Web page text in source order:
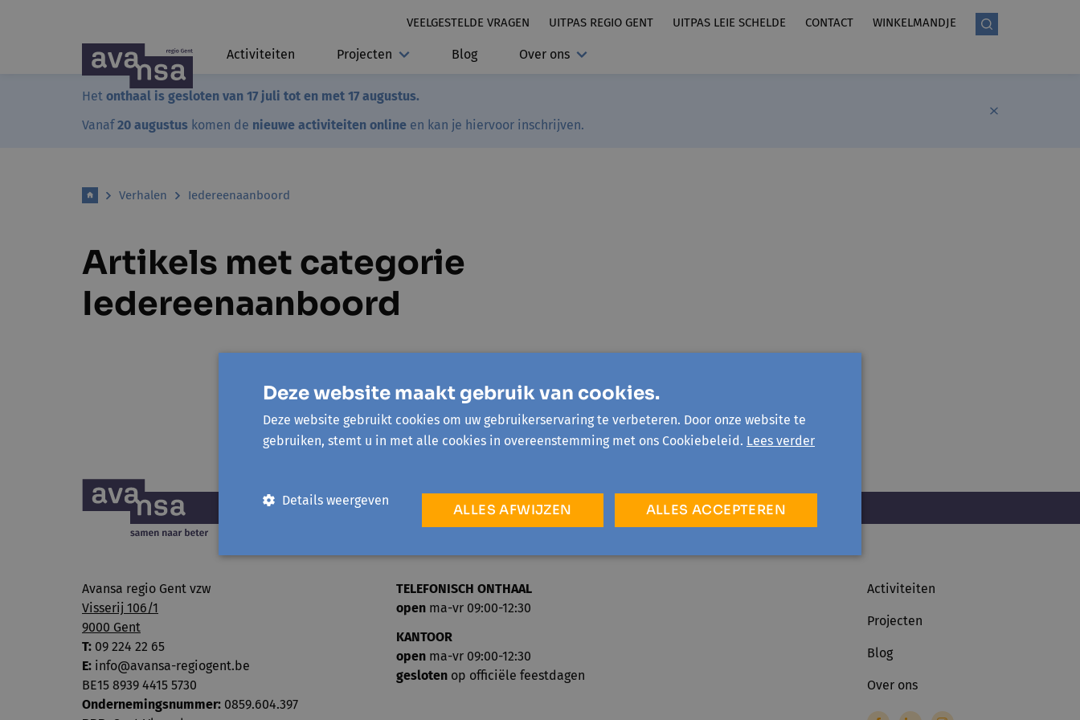
VEELGESTELDE VRAGEN UITPAS REGIO GENT UITPAS LEIE SCHELDE CONTACT WINKELMANDJE
Activiteiten Projecten Blog Over ons
Het onthaal is gesloten van 17 juli tot en met 17 augustus.
Vanaf20 augustus komen de nieuwe activiteiten online en kan je hiervoor inschrijven.
Verhalen Iedereenaanboord
Artikels met categorie
Iedereenaanboord
Avansa regio Gent vzw
Visserij 106/1
9000 Gent
T: 09 224 22 65
E: info@avansa-regiogent.be
BE15 8939 4415 5730
Ondernemingsnummer: 0859.604.397
TELEFONISCH ONTHAAL
openma-vr 09:00-12:30
KANTOOR
openma-vr 09:00-12:30
geslotenop officiële feestdagen
Activiteiten
Projecten
Blog
Over ons
Deze website maakt gebruik van cookies.
Deze website gebruikt cookies om uw gebruikerservaring te verbeteren. Door onze website te
gebruiken, stemt u in met alle cookies in overeenstemming met ons Cookiebeleid. Lees verder
ALLES ACCEPTEREN
ALLES AFWIJZEN
Details weergeven